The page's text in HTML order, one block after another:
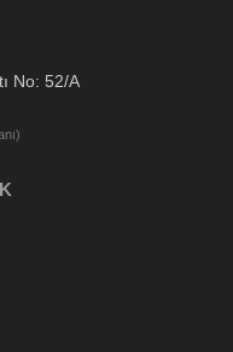
No: 52/A